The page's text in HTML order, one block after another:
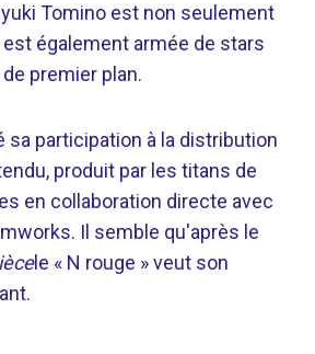
Tomino est non seulement
également armée de stars
premier plan.
sa participation à la distribution
produit par les titans de
en collaboration directe avec
Il semble qu'après le
le « N rouge » veut son